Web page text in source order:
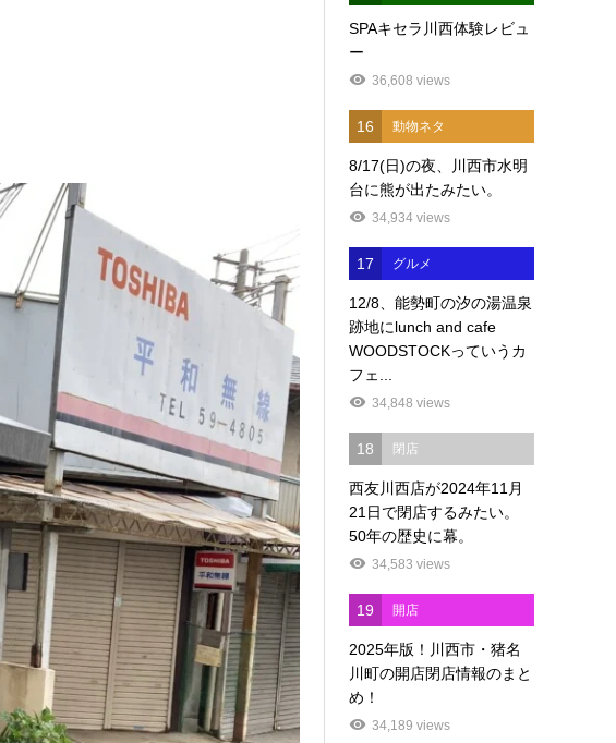
SPAキセラ川西体験レビュ
ー
36,608 views
16 動物ネタ
8/17(日)の夜、川西市水明
台に熊が出たみたい。
34,934 views
17 グルメ
12/8、能勢町の汐の湯温泉
跡地にlunch and cafe
WOODSTOCKっていうカ
フェ...
34,848 views
18 閉店
西友川西店が2024年11月
21日で閉店するみたい。
50年の歴史に幕。
34,583 views
19 開店
2025年版！川西市・猪名
川町の開店閉店情報のまと
め！
34,189 views